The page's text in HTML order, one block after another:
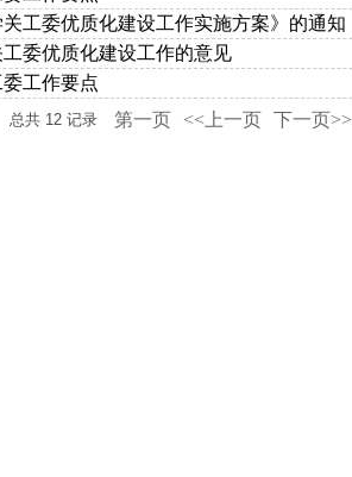
工委优质化建设工作实施方案》的通知
委优质化建设工作的意见
工作要点
总共 12记录 第一页 <<上一页 下一页>>